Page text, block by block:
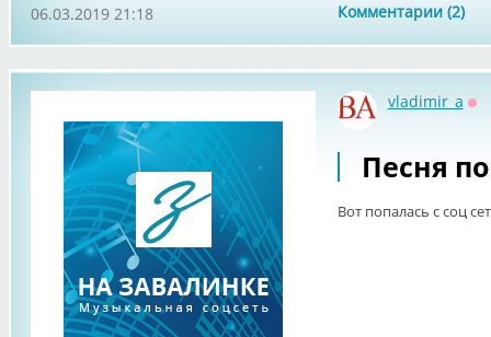
Комментарии (2)
06.03.2019 21:18
vladimir_a
Песня
Вот попалась с соц